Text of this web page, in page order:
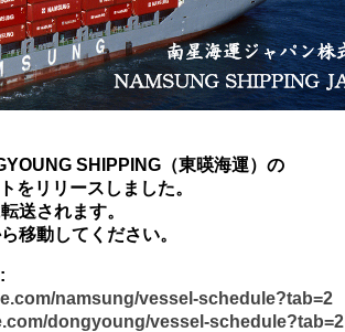
SHIPPING（東暎海運）の
リリースしました。
送されます。
移動してください。
namsung/vessel-schedule?tab=2
dongyoung/vessel-schedule?tab=2